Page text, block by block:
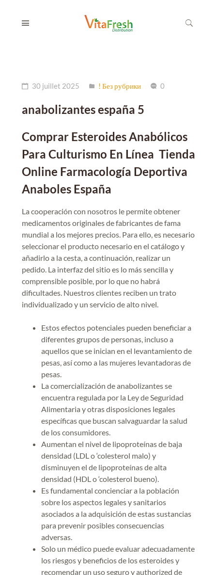
30 juillet 2025 ! Без рубрики 0
anabolizantes españa 5
Comprar Esteroides Anabólicos
Para Culturismo En Línea ️ Tienda
Online Farmacología Deportiva
Anaboles España
La cooperación con nosotros le permite obtener
medicamentos originales de fabricantes de fama
mundial a los mejores precios. Para ello, es necesario
seleccionar el producto necesario en el catálogo y
añadirlo a la cesta, a continuación, realizar un
pedido. La interfaz del sitio es lo más sencilla y
comprensible posible, por lo que no habrá
dificultades. Nuestros clientes reciben un trato
individualizado y un servicio de alto nivel.
Estos efectos potenciales pueden beneficiar a
diferentes grupos de personas, incluso a
aquellos que se inician en el levantamiento de
pesas, así como a las mujeres levantadoras de
pesas.
La comercialización de anabolizantes se
encuentra regulada por la Ley de Seguridad
Alimentaria y otras disposiciones legales
específicas que buscan salvaguardar la salud
de los consumidores.
Aumentan el nivel de lipoproteínas de baja
densidad (LDL o ‘colesterol malo) y
disminuyen el de lipoproteínas de alta
densidad (HDL o ‘colesterol bueno).
Es fundamental concienciar a la población
sobre los aspectos legales y sanitarios
asociados a la adquisición de estas sustancias
para prevenir posibles consecuencias
adversas.
Solo un médico puede evaluar adecuadamente
los riesgos y beneficios de los esteroides y
recomendar un uso seguro y authorized de